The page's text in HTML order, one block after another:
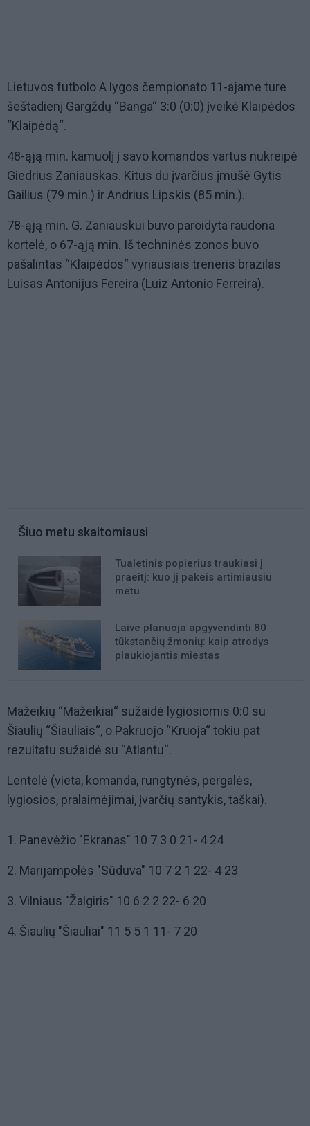
Lietuvos futbolo A lygos čempionato 11-ajame ture
šeštadienį Gargždų “Banga“ 3:0 (0:0) įveikė Klaipėdos
“Klaipėdą“.
48-ąją min. kamuolį į savo komandos vartus nukreipė
Giedrius Zaniauskas. Kitus du įvarčius įmušė Gytis
Gailius (79 min.) ir Andrius Lipskis (85 min.).
78-ąją min. G. Zaniauskui buvo paroidyta raudona
kortelė, o 67-ąją min. Iš techninės zonos buvo
pašalintas “Klaipėdos“ vyriausiais treneris brazilas
Luisas Antonijus Fereira (Luiz Antonio Ferreira).
Šiuo metu skaitomiausi
Tualetinis popierius traukiasi į
praeitį: kuo jį pakeis artimiausiu
metu
Laive planuoja apgyvendinti 80
tūkstančių žmonių: kaip atrodys
plaukiojantis miestas
Mažeikių “Mažeikiai“ sužaidė lygiosiomis 0:0 su
Šiaulių “Šiauliais“, o Pakruojo “Kruoja“ tokiu pat
rezultatu sužaidė su “Atlantu“.
Lentelė (vieta, komanda, rungtynės, pergalės,
lygiosios, pralaimėjimai, įvarčių santykis, taškai).
1. Panevėžio "Ekranas" 10 7 3 0 21- 4 24
2. Marijampolės "Sūduva" 10 7 2 1 22- 4 23
3. Vilniaus "Žalgiris" 10 6 2 2 22- 6 20
4. Šiaulių "Šiauliai" 11 5 5 1 11- 7 20